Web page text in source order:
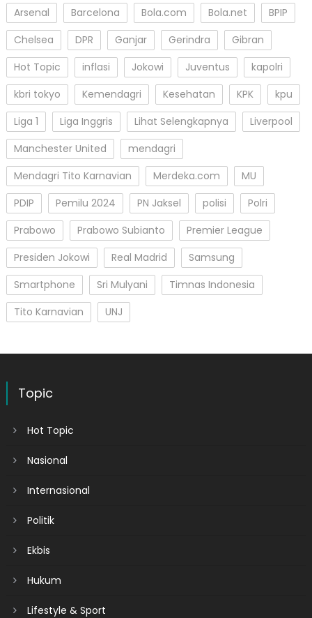
Arsenal Barcelona Bola.com Bola.net
BPIP
Chelsea
DPR Ganjar Gerindra
Gibran
Hot Topic
inflasi Jokowi Juventus
kapolri
kbri tokyo
Kemendagri Kesehatan KPK
kpu
Liga 1
Liga Inggris Lihat Selengkapnya
Liverpool
Manchester United
mendagri
Mendagri Tito Karnavian
Merdeka.com
MU
PDIP
Pemilu 2024 PN Jaksel polisi
Polri
Prabowo
Prabowo Subianto
Premier League
Presiden Jokowi
Real Madrid
Samsung
Smartphone
Sri Mulyani
Timnas Indonesia
Tito Karnavian
UNJ
Topic
Hot Topic
Nasional
Internasional
Politik
Ekbis
Hukum
Lifestyle & Sport